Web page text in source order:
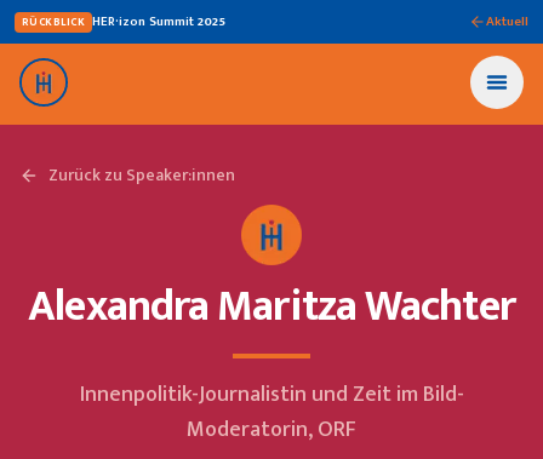
RÜCKBLICK HER·izon Summit2025 Aktuell
Zurück zu Speaker:innen
Alexandra Maritza Wachter
Innenpolitik-Journalistin und Zeit im Bild-
Moderatorin, ORF